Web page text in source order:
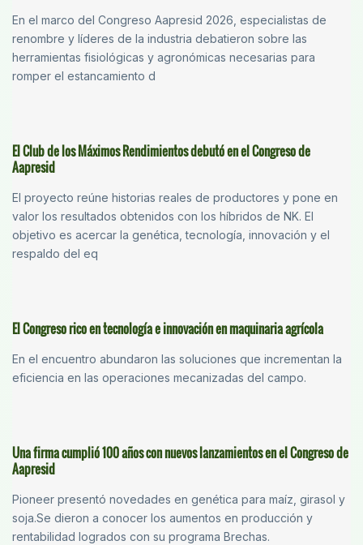
En el marco del Congreso Aapresid 2026, especialistas de
renombre y líderes de la industria debatieron sobre las
herramientas fisiológicas y agronómicas necesarias para
romper el estancamiento d
El Club de los Máximos Rendimientos debutó en el Congreso de
Aapresid
El proyecto reúne historias reales de productores y pone en
valor los resultados obtenidos con los híbridos de NK. El
objetivo es acercar la genética, tecnología, innovación y el
respaldo del eq
El Congreso rico en tecnología e innovación en maquinaria agrícola
En el encuentro abundaron las soluciones que incrementan la
eficiencia en las operaciones mecanizadas del campo.
Una firma cumplió 100 años con nuevos lanzamientos en el Congreso de
Aapresid
Pioneer presentó novedades en genética para maíz, girasol y
soja.Se dieron a conocer los aumentos en producción y
rentabilidad logrados con su programa Brechas.